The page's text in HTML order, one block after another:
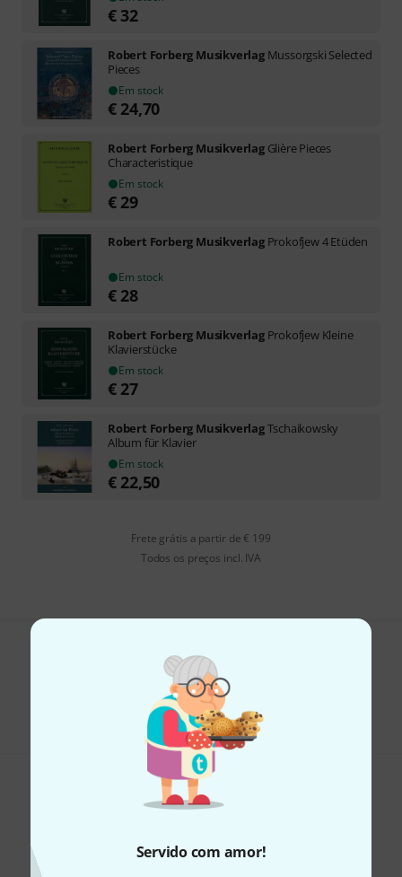
Servido com amor!
€ 32
Robert Forberg Musikverlag Mussorgski Selected
Pieces
Em stock
€ 24,70
Robert Forberg Musikverlag Glière Pieces
Characteristique
Em stock
€ 29
Robert Forberg Musikverlag Prokofjew 4 Etüden
Em stock
€ 28
Robert Forberg Musikverlag Prokofjew Kleine
Klavierstücke
Em stock
€ 27
Robert Forberg MusikverlagTschaikowsky
Album für Klavier
Em stock
€ 22,50
Frete grátis a partir de € 199
Todos os preços incl. IVA
Gosta do que vê?
Partilhar Ajuda e feedback